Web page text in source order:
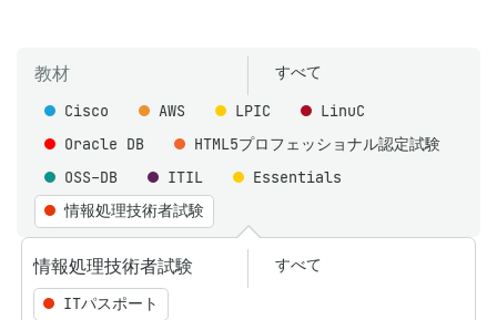
教材 すべて
Cisco AWS LPIC
LinuC
Oracle DB
HTML5プロフェッショナル認定試験
OSS-DB
ITIL
Essentials
情報処理技術者試験
情報処理技術者試験 すべて
ITパスポート